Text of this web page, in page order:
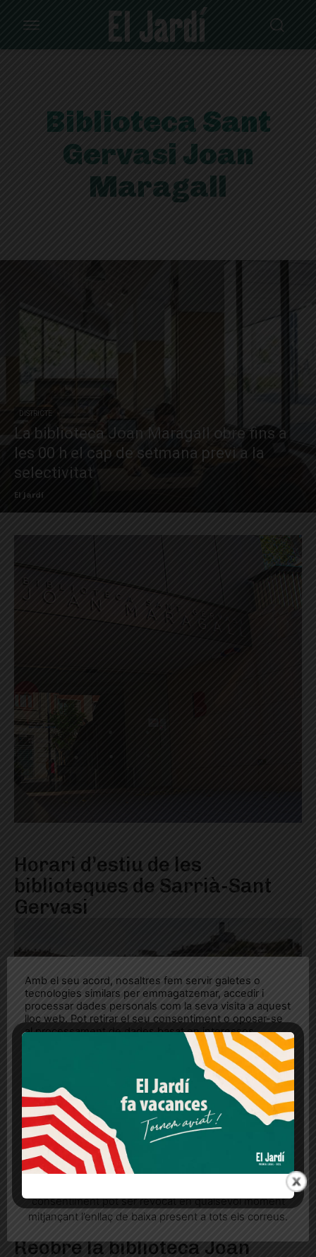
Biblioteca Sant
Gervasi Joan
Maragall
DISTRICTE
La biblioteca Joan Maragall obre fins a
les 00 h el cap de setmana previ a la
selectivitat
El Jardí
Horari d’estiu de les
biblioteques de Sarrià-Sant
Gervasi
Reobre la biblioteca Joan
Amb el seu acord, nosaltres fem servir galetes o
tecnologies similars per emmagatzemar, accedir i
processar dades personals com la seva visita a aquest
lloc web. Pot retirar el seu consentiment o oposar-se
al processament de dades basat en interessos
legítims en qualsevol moment fent clic a "Ajustos de
cookies" o a la nostra Política de privacitat en aquest
lloc web. Si cliques "acceptar" dones el teu
Més informació Acceptar Rebutjar tot
Quan l’usuari crea un compte al Diari el Jardí, dona el
seu consentiment explícit per rebre comunicacions
consentiment pot ser revocat en qualsevol moment
mitjançant l’enllaç de baixa present a tots els correus.